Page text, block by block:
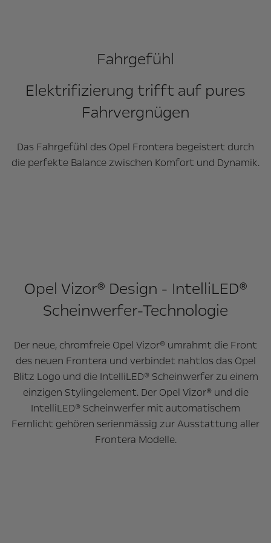
Fahrgefühl
Elektrifizierung trifft auf pures
Fahrvergnügen
Das Fahrgefühl des Opel Frontera begeistert durch
die perfekte Balance zwischen Komfort und Dynamik.
Opel Vizor® Design - IntelliLED®
Scheinwerfer-Technologie
Der neue, chromfreie Opel Vizor® umrahmt die Front
des neuen Frontera und verbindet nahtlos das Opel
Blitz Logo und die IntelliLED® Scheinwerfer zu einem
einzigen Stylingelement. Der Opel Vizor® und die
IntelliLED® Scheinwerfer mit automatischem
Fernlicht gehören serienmässig zur Ausstattung aller
Frontera Modelle.